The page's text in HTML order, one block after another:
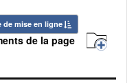
de mise en ligne
de la page